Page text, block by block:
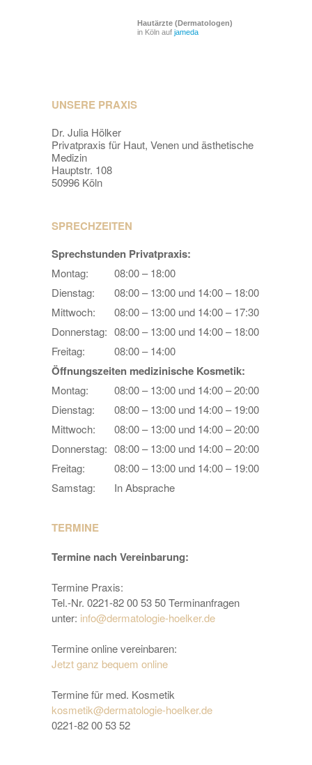
Hautärzte (Dermatologen)
in Köln auf jameda
UNSERE PRAXIS
Dr. Julia Hölker
Privatpraxis für Haut, Venen und ästhetische
Medizin
Hauptstr. 108
50996 Köln
SPRECHZEITEN
Sprechstunden Privatpraxis:
Montag:
08:00 – 18:00
Dienstag:
08:00 – 13:00 und 14:00 – 18:00
Mittwoch:
08:00 – 13:00 und 14:00 – 17:30
Donnerstag: 08:00 – 13:00 und 14:00 – 18:00
Freitag:
08:00 – 14:00
Öffnungszeiten medizinische Kosmetik:
Montag:
08:00 – 13:00 und 14:00 – 20:00
Dienstag:
08:00 – 13:00 und 14:00 – 19:00
Mittwoch:
08:00 – 13:00 und 14:00 – 20:00
Donnerstag: 08:00 – 13:00 und 14:00 – 20:00
Freitag:
08:00 – 13:00 und 14:00 – 19:00
Samstag:
In Absprache
TERMINE
Termine nach Vereinbarung:
Termine Praxis:
Tel.-Nr. 0221-82 00 53 50 Terminanfragen
unter: info@dermatologie-hoelker.de
Termine online vereinbaren:
Jetzt ganz bequem online
Termine für med. Kosmetik
kosmetik@dermatologie-hoelker.de
0221-82 00 53 52